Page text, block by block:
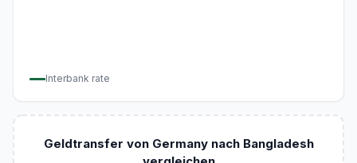
Interbank rate
Geldtransfer von Germany nach Bangladesh